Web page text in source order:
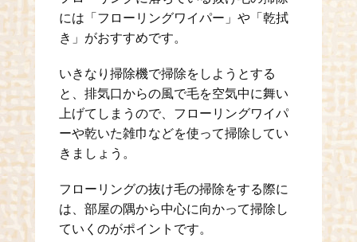
には「フローリングワイパー」や「乾拭
き」がおすすめです。
いきなり掃除機で掃除をしようとする
と、排気口からの風で毛を空気中に舞い
上げてしまうので、フローリングワイパ
ーや乾いた雑巾などを使って掃除してい
きましょう。
フローリングの抜け毛の掃除をする際に
は、部屋の隅から中心に向かって掃除し
ていくのがポイントです。